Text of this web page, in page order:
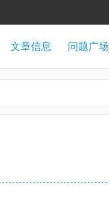
文章信息 问题广场